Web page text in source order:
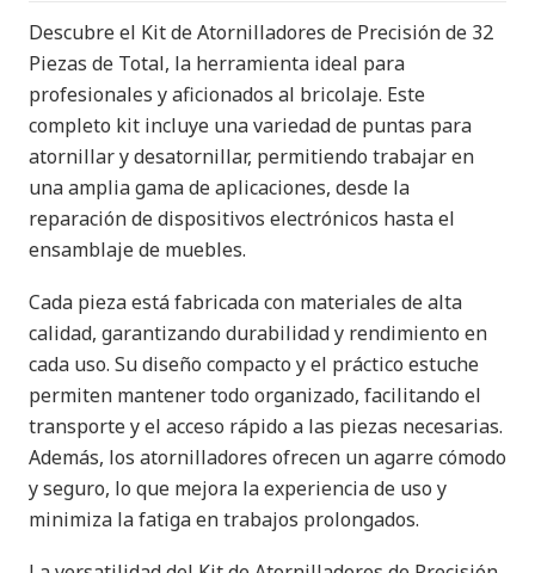
Descubre el Kit de Atornilladores de Precisión de 32
Piezas de Total, la herramienta ideal para
profesionales y aficionados al bricolaje. Este
completo kit incluye una variedad de puntas para
atornillar y desatornillar, permitiendo trabajar en
una amplia gama de aplicaciones, desde la
reparación de dispositivos electrónicos hasta el
ensamblaje de muebles.
Cada pieza está fabricada con materiales de alta
calidad, garantizando durabilidad y rendimiento en
cada uso. Su diseño compacto y el práctico estuche
permiten mantener todo organizado, facilitando el
transporte y el acceso rápido a las piezas necesarias.
Además, los atornilladores ofrecen un agarre cómodo
y seguro, lo que mejora la experiencia de uso y
minimiza la fatiga en trabajos prolongados.